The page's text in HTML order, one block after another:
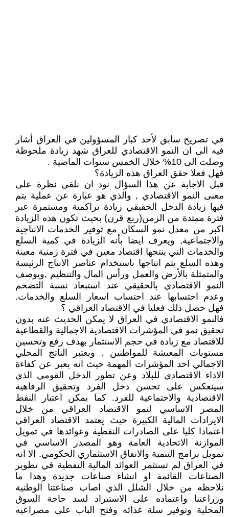
في تصريح سابق لأحد كبار المسؤولين في العراق أشار
فيه الى ان النمو الاقتصادي للعراق شهد زيادة ملحوظة
وصلت الى 10% خلال الخمس سنوات الماضية .
فهل فعلا حقق العراق هذه الزيادة؟
قبل الاجابة عن هذا السؤال نود ان نلقي نظرة على
معنى النمو الاقتصادي , والذي هو عبارة عن عملية يتم
فيها زيادة الدخل الحقيقي زيادة تراكمية ومستمرة عبر
فترة ممتدة من الزمن(ربع قرن) بحيث تكون هذه الزيادة
اكبر من معدل نمو السكان مع توفير الخدمات الانتاجية
والاجتماعية, ويعرف ايضا بأنه الزيادة في كمية السلع
والخدمات التي ينتجها اقتصاد معين في فترة زمنية معينة
وهذه السلع يتم انتاجها باستخدام عناصر الانتاج الرئيسة
والمتمثلة بالأرض والعمل ورأس المال والتنظيم ,ويوصف
النمو الاقتصادي بالحقيقي عند استبعاد نسبة التضخم
وعدم احتسابها عند احتساب اسعار السلع والخدمات.
فهل حصل ذلك فعليا في الاقتصاد العراقي ؟
فالنمو الاقتصادي في العراق لا يمكن الحديث عنه بدون
تحقيق نمو في المؤشرات الاقتصادية الاجمالية والقطاعية
للاقتصاد مع زيادة في حجم الاستثمار بهدف رفع وتحسين
مستويات المعيشة للمواطنين . ويعتبر الناتج المحلي
الاجمالي احد المؤشرات المهمة حيث انه يعبر عن كفاءة
الاداء الاقتصادي للبلاد وعن تطور الدخل القومي الذي
سينعكس على تحسن دخل الفرد وتحقيق الرفاهية
الاقتصادية والاجتماعية للفرد. كما يمكن اعتبار النفط
المصر الاساسي لنمو الاقتصاد العراقي من خلال
الايرادات المالية الكبيرة حيث يعتمد الاقتصاد العراقي
اعتمادا كليا على الصادرات النفطية وعوائدها في تمويل
الموازنة الاتحادية العامة وهو المصدر الاساسي في
تمويل برامج التنمية والانفاق الاستثماري الحكومي. الا انه
في العراق لم تستثمر العوائد المالية النفطية في تطوير
الصناعات القائمة او انشاء صناعات جديدة وهذا ما
نلاحظه من خلال الشلل الذي اصاب صناعتنا الوطنية
وزراعتنا واعتماده على الاستيراد لسد حاجة السوق
المحلية وتوفير سلة غذائه وفتح الباب على مصراعيه